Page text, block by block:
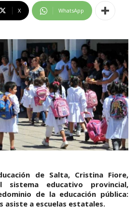
X WhatsApp
de Salta, Cristina Fiore,
educativo provincial,
de la educación pública:
asiste a escuelas estatales.